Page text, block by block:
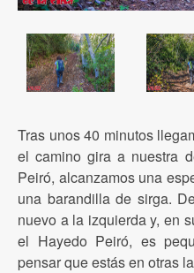
Tras unos 40 minutos
el camino gira a nuestra
Peiró, alcanzamos una
una barandilla de sirga.
nuevo a la izquierda y, en
el Hayedo Peiró, es
pensar que estás en otras